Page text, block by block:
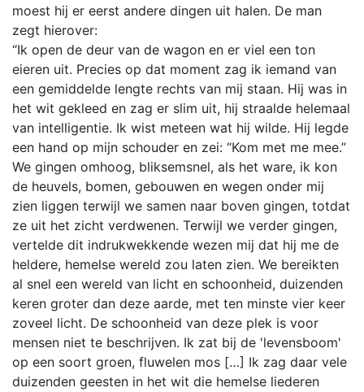
moest hij er eerst andere dingen uit halen. De man
zegt hierover:
“Ik open de deur van de wagon en er viel een ton
eieren uit. Precies op dat moment zag ik iemand van
een gemiddelde lengte rechts van mij staan. Hij was in
het wit gekleed en zag er slim uit, hij straalde helemaal
van intelligentie. Ik wist meteen wat hij wilde. Hij legde
een hand op mijn schouder en zei: “Kom met me mee.”
We gingen omhoog, bliksemsnel, als het ware, ik kon
de heuvels, bomen, gebouwen en wegen onder mij
zien liggen terwijl we samen naar boven gingen, totdat
ze uit het zicht verdwenen. Terwijl we verder gingen,
vertelde dit indrukwekkende wezen mij dat hij me de
heldere, hemelse wereld zou laten zien. We bereikten
al snel een wereld van licht en schoonheid, duizenden
keren groter dan deze aarde, met ten minste vier keer
zoveel licht. De schoonheid van deze plek is voor
mensen niet te beschrijven. Ik zat bij de 'levensboom'
op een soort groen, fluwelen mos […] Ik zag daar vele
duizenden geesten in het wit die hemelse liederen